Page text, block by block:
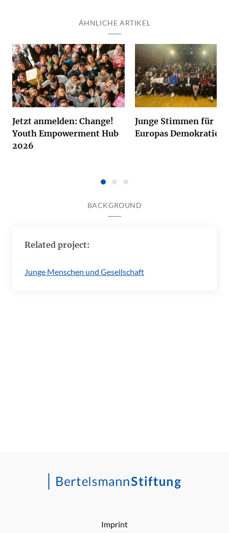
ÄHNLICHE ARTIKEL
Jetzt anmelden: Change!
Youth Empowerment Hub
2026
Junge Stimmen für
Europas Demokratie
BACKGROUND
Related project:
Junge Menschen und Gesellschaft
Imprint